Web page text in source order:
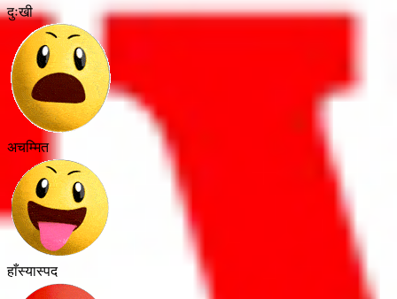
दुःखी
अचम्मित
हाँस्यास्पद